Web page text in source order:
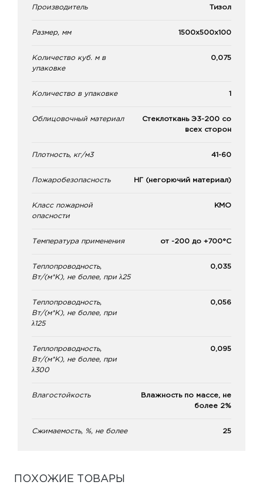
Производитель Тизол
Размер, мм 1500х500х100
Количество куб. м в
упаковке
0,075
Количество в упаковке 1
Облицовочный материал
Стеклоткань Э3-200 со
всех сторон
Плотность, кг/м3 41-60
Пожаробезопасность НГ (негорючий материал)
Класс пожарной
опасности
КМО
Температура применения от -200 до +700°С
Теплопроводность,
Вт/(м*К), не более, при λ25
0,035
Теплопроводность,
Вт/(м*К), не более, при
λ125
0,056
Теплопроводность,
Вт/(м*К), не более, при
λ300
0,095
Влагостойкость
Влажность по массе, не
более 2%
Сжимаемость, %, не более 25
ПОХОЖИЕ ТОВАРЫ